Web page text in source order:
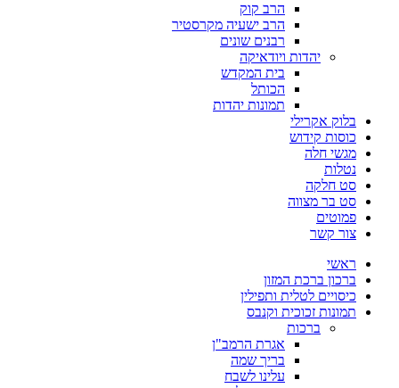
הרב קוק
הרב ישעיה מקרסטיר
רבנים שונים
יהדות ויודאיקה
בית המקדש
הכותל
תמונות יהדות
בלוק אקרילי
כוסות קידוש
מגשי חלה
נטלות
סט חלקה
סט בר מצווה
פמוטים
צור קשר
ראשי
ברכון ברכת המזון
כיסויים לטלית ותפילין
תמונות זכוכית וקנבס
ברכות
אגרת הרמב"ן
בריך שמה
עלינו לשבח